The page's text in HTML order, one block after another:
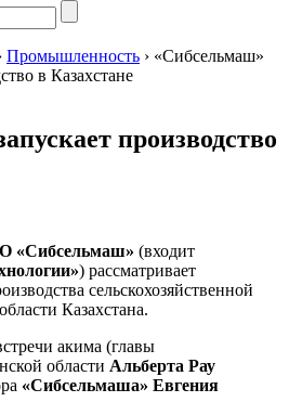
Промышленность › «Сибсельмаш»
в Казахстане
производство
«Сибсельмаш» (входит
) рассматривает
сельскохозяйственной
Казахстана.
акима (главы
области Альберта Рау
«Сибсельмаша» Евгения